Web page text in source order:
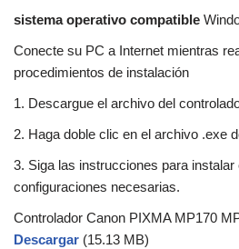
sistema operativo compatible
Conecte su PC a Internet mientras
procedimientos de instalación
1. Descargue el archivo del
2. Haga doble clic en el archivo .exe
3. Siga las instrucciones para
configuraciones necesarias.
Controlador Canon PIXMA MP170
Descargar (15.13 MB)